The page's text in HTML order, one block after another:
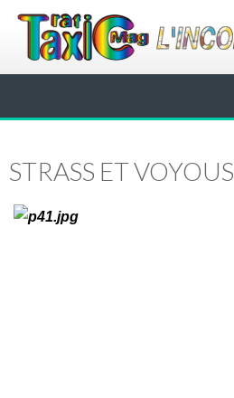
STRASS ET VOYOUS